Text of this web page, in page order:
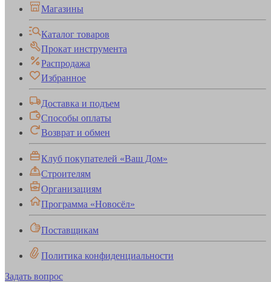
Магазины
Каталог товаров
Прокат инструмента
Распродажа
Избранное
Доставка и подъем
Способы оплаты
Возврат и обмен
Клуб покупателей «Ваш Дом»
Строителям
Организациям
Программа «Новосёл»
Поставщикам
Политика конфиденциальности
Задать вопрос